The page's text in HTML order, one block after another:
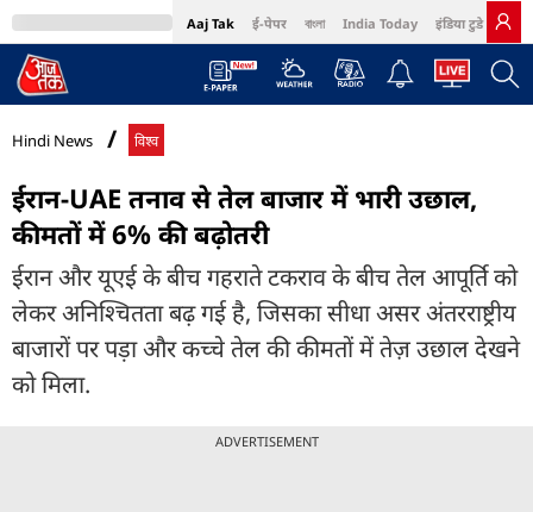
Aaj Tak ई-पेपर বাংলা India Today इंडिया टुडे हिंदी
MumbaiTak Cosmopolitan Harper's Bazaar Northeast
Hindi News विश्व
ईरान-UAE तनाव से तेल बाजार में भारी उछाल,
कीमतों में 6% की बढ़ोतरी
ईरान और यूएई के बीच गहराते टकराव के बीच तेल आपूर्ति को
लेकर अनिश्चितता बढ़ गई है, जिसका सीधा असर अंतरराष्ट्रीय
बाजारों पर पड़ा और कच्चे तेल की कीमतों में तेज़ उछाल देखने
को मिला.
ADVERTISEMENT